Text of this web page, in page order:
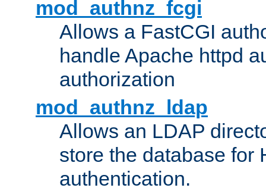
mod_authnz_fcgi
Allows a FastCGI
handle Apache httpd
authorization
mod_authnz_ldap
Allows an LDAP
store the database for
authentication.